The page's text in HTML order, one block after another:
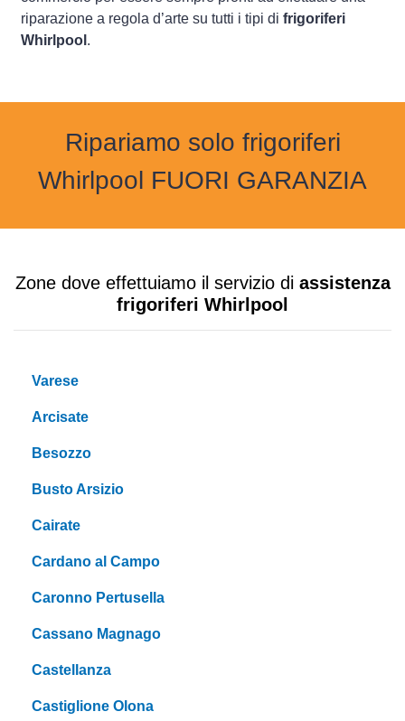
riparazione a regola d’arte su tutti i tipi di frigoriferi
Whirlpool .
Ripariamo solo frigoriferi
Whirlpool FUORI GARANZIA
Zone dove effettuiamo il servizio di assistenza
frigoriferi Whirlpool
Varese
Arcisate
Besozzo
Busto Arsizio
Cairate
Cardano al Campo
Caronno Pertusella
Cassano Magnago
Castellanza
Castiglione Olona